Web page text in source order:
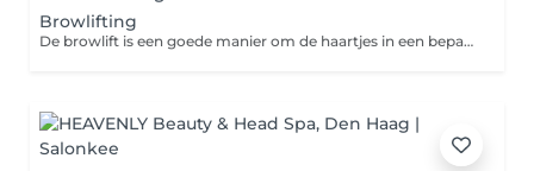
Browlifting
De browlift is een goede manier om de haartjes in een bepaalde richting te brengen. Geschikt voor haartjes die af en toe een eigen wil hebben. Je hoeft je wenkbrauwen niet meer elke dag in model te brengen. Het resultaat blijft tot ongeveer 6 weken zichtbaar, afhankelijk van de groeicyclus van je wenkbrauwen.